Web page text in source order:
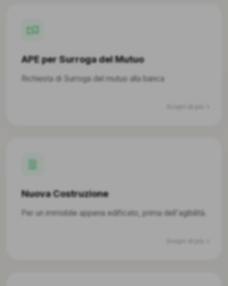
APE per Surroga del Mutuo
Richiesta di Surroga del mutuo alla banca
Nuova Costruzione
Per un immobile appena edificato, prima dell'agibilità.